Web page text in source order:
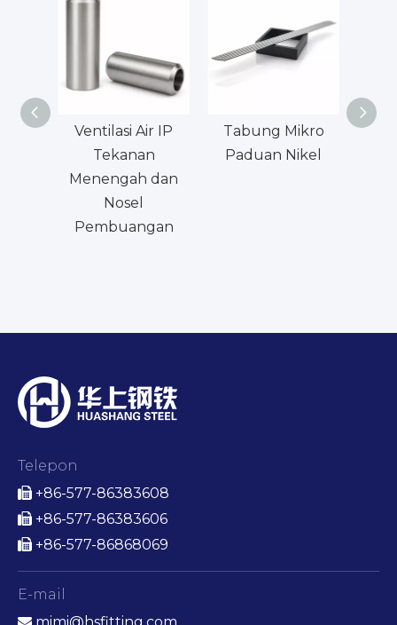
Ventilasi Air IP
Tekanan
Menengah dan
Nosel
Pembuangan
Tabung Mikro
Paduan Nikel
Telepon
 +86-577-86383608
 +86-577-86383606
 +86-577-86868069
E-mail
